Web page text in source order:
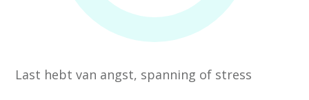
Last hebt van angst, spanning of stress